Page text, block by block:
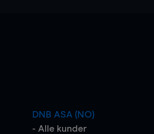
DNB ASA (NO)
- Alle kunder